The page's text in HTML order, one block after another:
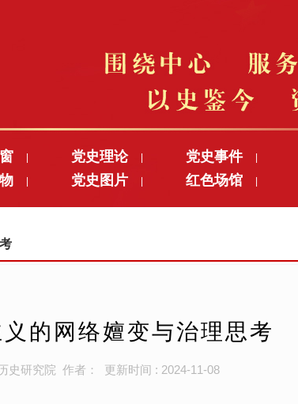
党史理论 党史事件
党史图片 红色场馆
的网络嬗变与治理思考
史研究院 作者： 更新时间 : 2024-11-08